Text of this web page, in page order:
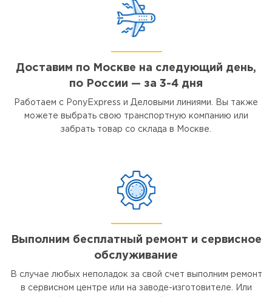
Доставим по Москве на следующий день,
по России — за 3-4 дня
Работаем с PonyExpress и Деловыми линиями. Вы также
можете выбрать свою транспортную компанию или
забрать товар со склада в Москве.
Выполним бесплатный ремонт и сервисное
обслуживание
В случае любых неполадок за свой счет выполним ремонт
в сервисном центре или на заводе-изготовителе. Или